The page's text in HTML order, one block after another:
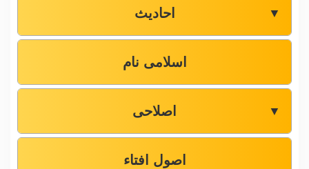
احادیث ▼
اسلامی نام
اصلاحی ▼
اصول افتاء